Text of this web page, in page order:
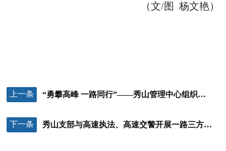
（文/图 杨文艳）
上一条 “勇攀高峰 一路同行”——秀山管理中心组织员工开展登山活动
下一条 秀山支部与高速执法、高速交警开展一路三方 党建联建足球友谊赛